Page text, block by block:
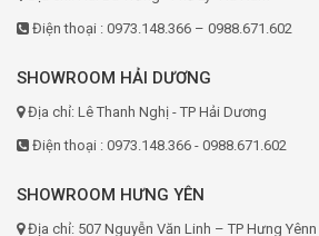
Điện thoại : 0973.148.366 – 0988.671.602
SHOWROOM HẢI DƯƠNG
Địa chỉ: Lê Thanh Nghị - TP Hải Dương
Điện thoại : 0973.148.366 - 0988.671.602
SHOWROOM HƯNG YÊN
Địa chỉ: 507 Nguyễn Văn Linh – TP Hưng Yênn